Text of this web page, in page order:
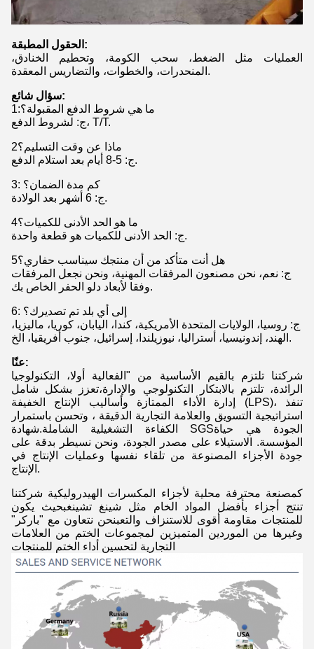
الحقول المطبقة:
العمليات مثل الضغط، سحب الكومة، وتحطيم الخنادق،
المنحدرات، والخطوات، والتضاريس المعقدة.
سؤال شائع:
1:ما هي شروط الدفع المقبولة؟
ج: لشروط الدفع، T/T.
2ماذا عن وقت التسليم؟
ج: 5-8 أيام بعد استلام الدفع.
3: كم مدة الضمان؟
ج: 6 أشهر بعد الولادة.
4ما هو الحد الأدنى للكميات؟
ج: الحد الأدنى للكميات هو قطعة واحدة.
5هل أنت متأكد من أن منتجك سيناسب حفاري؟
ج: نعم، نحن مصنعون المرفقات المهنية، ونحن نجعل المرفقات
وفقا لأبعاد دلو الحفر الخاص بك.
6: إلى أي بلد تم تصديرك؟
ج: روسيا، الولايات المتحدة الأمريكية، كندا، اليابان، كوريا، ماليزيا،
الهند، إندونيسيا، أستراليا، نيوزيلندا، إسرائيل، جنوب أفريقيا، الخ.
عنّا:
شركتنا تلتزم بالقيم الأساسية من "الفعالية أولا، التكنولوجيا
الرائدة، تلتزم بالابتكار التكنولوجي والإدارة،تعزز بشكل شامل
إدارة الأداء الممتازة وأساليب الإنتاج الخفيفة (LPS)، تنفذ
استراتيجية التسويق والعلامة التجارية الدقيقة ، وتحسن باستمرار
الكفاءة التشغيلية الشاملة.شهادة SGSالجودة هي حياة
المؤسسة. الاستيلاء على مصدر الجودة، ونحن نسيطر بدقة على
جودة الأجزاء المصنوعة من تلقاء نفسها وعمليات الإنتاج في
الإنتاج.
كمصنعة محترفة محلية لأجزاء المكسرات الهيدروليكية شركتنا
تنتج أجزاء بأفضل المواد الخام مثل شينغ تشينغبحيث يكون
للمنتجات مقاومة أقوى للاستنزاف والتعبنحن نتعاون مع "باركر"
وغيرها من الموردين المتميزين لمجموعات الختم من العلامات
التجارية لتحسين أداء الختم للمنتجات